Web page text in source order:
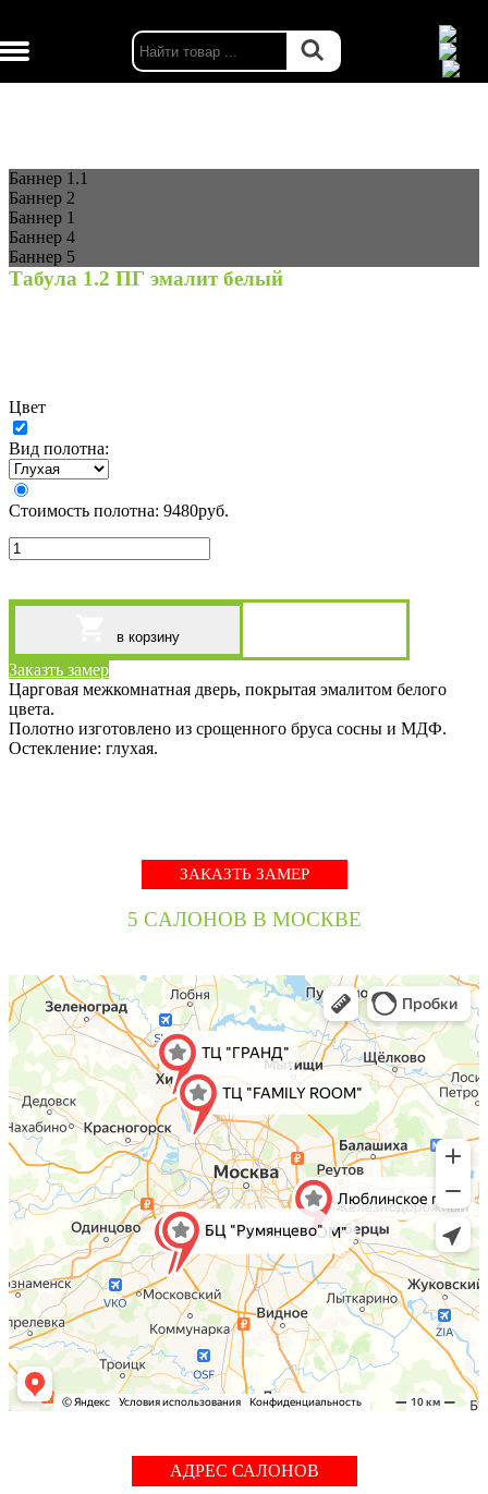
Двери межкомнатныеТабула 1.2 ПГ эмалит белый
Баннер 1.1
Баннер 2
Баннер 1
Баннер 4
Баннер 5
Табула 1.2 ПГ эмалит белый
Цвет
Вид полотна:
Стоимость полотна: 9480руб.
в корзину
Заказть замер
Царговая межкомнатная дверь, покрытая эмалитом белого
цвета.
Полотно изготовлено из срощенного бруса сосны и МДФ.
Остекление: глухая.
ЗАКАЗТЬ ЗАМЕР
5 CАЛОНОВ В МОСКВЕ
АДРЕС САЛОНОВ